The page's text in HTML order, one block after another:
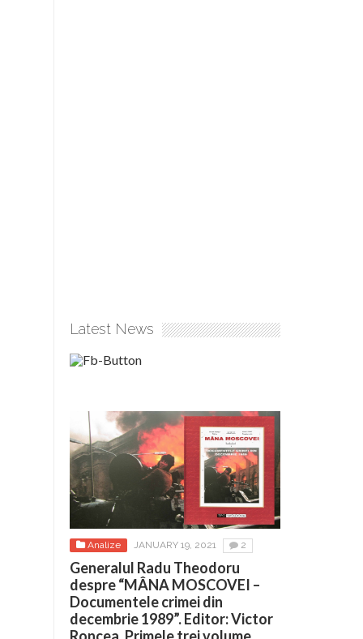
Latest News
Analize JANUARY 19, 2021 2
Generalul Radu Theodoru
despre “MÂNA MOSCOVEI –
Documentele crimei din
decembrie 1989”. Editor: Victor